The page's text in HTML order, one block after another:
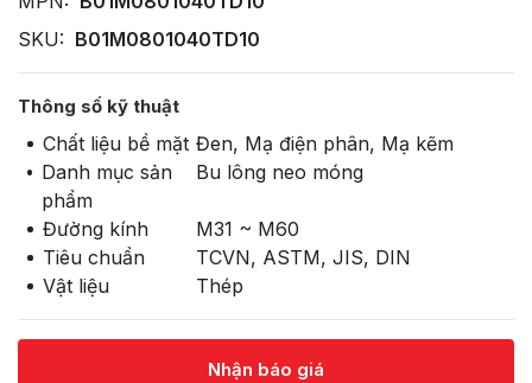
SKU: B01M0801040TD10
Thông số kỹ thuật
Chất liệu bề mặt Đen, Mạ điện phân, Mạ kẽm
Danh mục sản
phẩm
Bu lông neo móng
Đường kính
M31 ~ M60
Tiêu chuẩn
TCVN, ASTM, JIS, DIN
Vật liệu
Thép
Nhận báo giá